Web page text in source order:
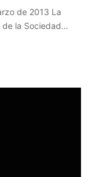
de 2013 La
de la Sociedad…